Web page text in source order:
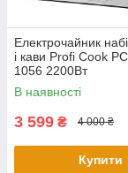
Електрочайник
і кави Profi Cook
1056 2200Вт
В наявності
3 599 ₴ 4 000 ₴
Купити